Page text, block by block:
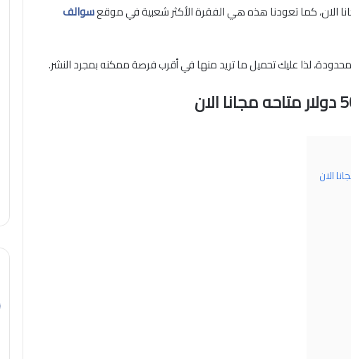
سوالف
لذا عليك تحميل ما تريد منها في أقرب فرصة ممكنه بمجرد النشر.